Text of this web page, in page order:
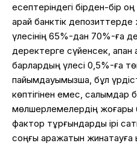
есептеріндегі бірден-бір
қарай банктік
үлесінің 65%-дан 70%-ға
деректерге сүйенсек,
барлардың үлесі 0,5%-ға
пайымдауымызша, бұл
көптігінен емес, салымдар
мөлшерлемелердің жоғары
фактор тұрғындарды ірі
соңғы қаражатын